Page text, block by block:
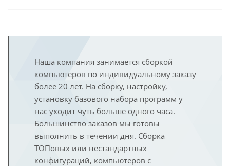
Наша компания занимается сборкой
компьютеров по индивидуальному заказу
более 20 лет. На сборку, настройку,
установку базового набора программ у
нас уходит чуть больше одного часа.
Большинство заказов мы готовы
выполнить в течении дня. Сборка
ТОПовых или нестандартных
конфигураций, компьютеров с